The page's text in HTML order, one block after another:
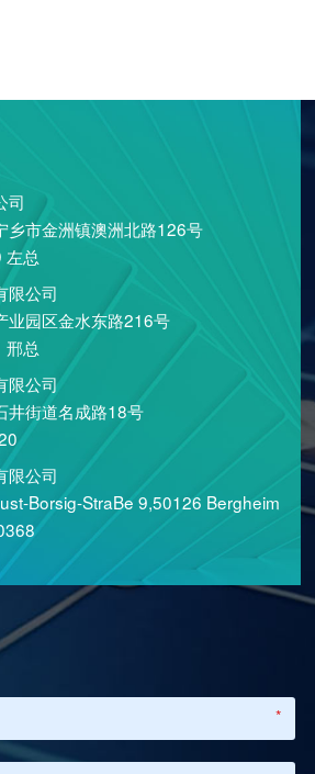
赋..
司
乡市金洲镇澳洲北路126号
总
限公司
业园区金水东路216号
总
限公司
井街道名成路18号
限公司
Borsig-StraBe 9,50126 Bergheim
*